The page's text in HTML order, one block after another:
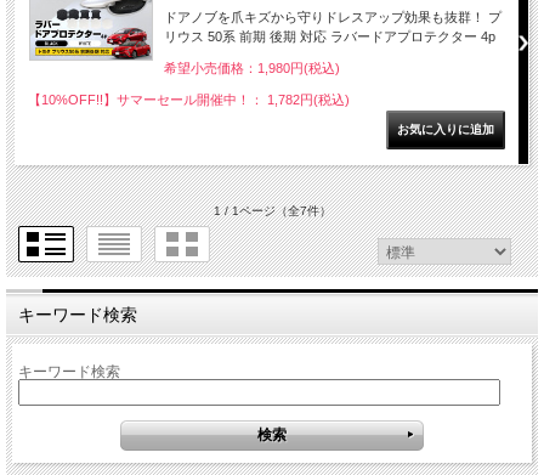
ドアノブを爪キズから守りドレスアップ効果も抜群！ プ
リウス 50系 前期 後期 対応 ラバードアプロテクター 4p
希望小売価格：1,980円(税込)
【10%OFF!!】サマーセール開催中！： 1,782円(税込)
1 / 1ページ（全7件）
キーワード検索
キーワード検索